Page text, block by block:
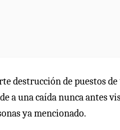
destrucción de puestos
a una caída nunca antes
ya mencionado.